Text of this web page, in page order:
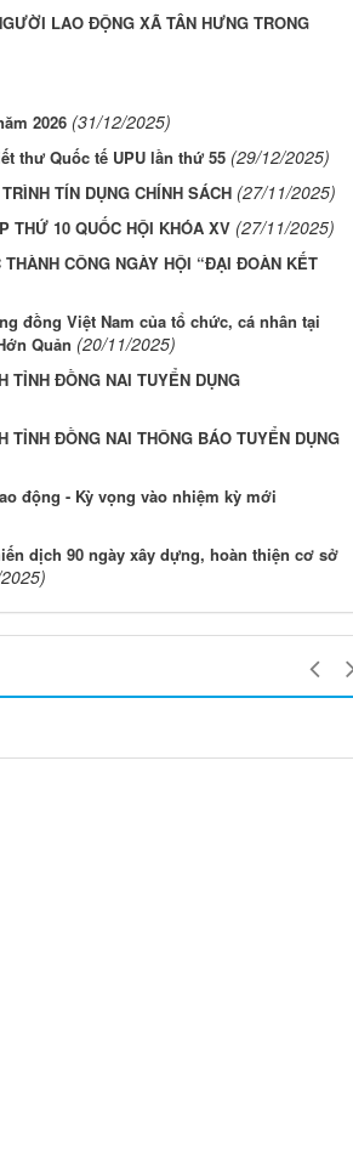
LAO ĐỘNG XÃ TÂN HƯNG TRONG
2026 (31/12/2025)
thư Quốc tế UPU lần thứ 55 (29/12/2025)
TÍN DỤNG CHÍNH SÁCH (27/11/2025)
THỨ 10 QUỐC HỘI KHÓA XV (27/11/2025)
CÔNG NGÀY HỘI “ĐẠI ĐOÀN KẾT
đồng Việt Nam của tổ chức, cá nhân tại
Quản (20/11/2025)
TỈNH ĐỒNG NAI TUYỂN DỤNG
TỈNH ĐỒNG NAI THÔNG BÁO TUYỂN DỤNG
động - Kỳ vọng vào nhiệm kỳ mới
dịch 90 ngày xây dựng, hoàn thiện cơ sở